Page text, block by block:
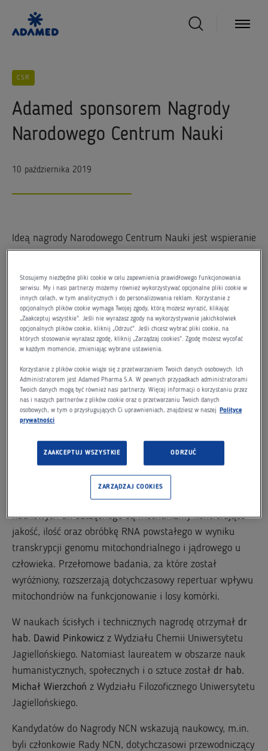
CSR
Adamed sponsorem Nagrody
Narodowego Centrum Nauki
10 października 2019
Ideą nagrody Narodowego Centrum Nauki jest wspieranie
najwybitniejszych uczonych do 40. roku życia, którzy
polskich jednostkach naukowych. Granty finansowe w
wysokości 50 tys. zł otrzymują przedstawiciele trzech
obszarów badawczych:
nauk humanistycznych, społecznych i o sztuce
nauk ścisłych i technicznych.
W obszarze wspieranym przez Adamed nagrodę
przyznano
odkrycie mechanizmu degradacji mitochondrialnego RNA
w komórkach ludzkich, wskazującego na rolę
mitochondriów w regulacji nieswoistej odpowiedzi
immunologicznej. Przedmiotem zainteresowań
naukowych dr. Szczęsnego są mechanizmy kontrolujące
jakość, ilość oraz obróbkę RNA powstałego w wyniku
transkrypcji genomu mitochondrialnego i jądrowego u
człowieka. Przełomowe badania, za które został
wyróżniony, rozszerzają dotychczasowy repertuar wpływu
mitochondriów na funkcjonowanie i losy komórki.
W naukach ścisłych i technicznych nagrodę otrzymał dr
hab. Dawid Pinkowicz z Wydziału Chemii Uniwersytetu
Jagiellońskiego. Natomiast laureatem w obszarze nauk
humanistycznych, społecznych i o sztuce został dr hab.
Michał Wierzchoń z Wydziału Filozoficznego Uniwersytetu
Jagiellońskiego.
Kandydatów do Nagrody NCN wskazują naukowcy, m.in.
byli członkowie Rady NCN, dotychczasowi przewodniczący
Stosujemy niezbędne pliki cookie w celu zapewnienia prawidłowego funkcjonowania
serwisu. My i nasi partnerzy możemy również wykorzystywać opcjonalne pliki cookie w
innych celach, w tym analitycznych i do personalizowania reklam. Korzystanie z
opcjonalnych plików cookie wymaga Twojej zgody, którą możesz wyrazić, klikając
„Zaakceptuj wszystkie”. Jeśli nie wyrażasz zgody na wykorzystywanie jakichkolwiek
opcjonalnych plików cookie, kliknij „Odrzuć”. Jeśli chcesz wybrać pliki cookie, na
których stosowanie wyrażasz zgodę, kliknij „Zarządzaj cookies”. Zgodę możesz wycofać
w każdym momencie, zmieniając wybrane ustawienia.
Korzystanie z plików cookie wiąże się z przetwarzaniem Twoich danych osobowych. Ich
Administratorem jest Adamed Pharma S.A. W pewnych przypadkach administratorami
Twoich danych mogą być również nasi partnerzy. Więcej informacji o korzystaniu przez
nas i naszych partnerów z plików cookie oraz o przetwarzaniu Twoich danych
osobowych, w tym o przysługujących Ci uprawnieniach, znajdziesz w naszej Polityce
prywatności
ZAAKCEPTUJ WSZYSTKIE ODRZUĆ
ZARZĄDZAJ COOKIES